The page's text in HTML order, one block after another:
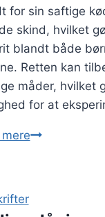
for sin saftige
skind, hvilket
blandt både
Retten kan
måder, hvilket
for at
Kyllingelår